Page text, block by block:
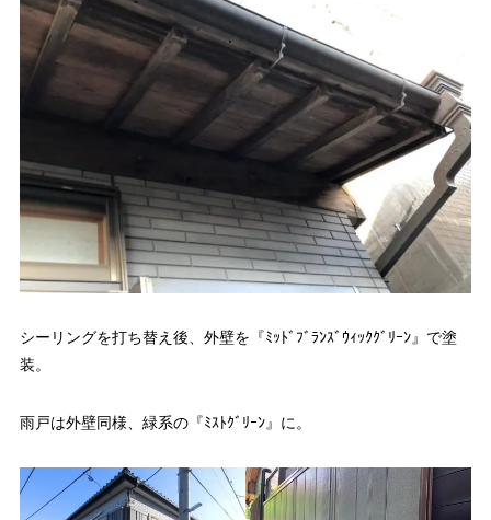
シーリングを打ち替え後、外壁を『ﾐｯﾄﾞﾌﾞﾗﾝｽﾞｳｨｯｸｸﾞﾘｰﾝ』で塗
装。
雨戸は外壁同様、緑系の『ﾐｽﾄｸﾞﾘｰﾝ』に。